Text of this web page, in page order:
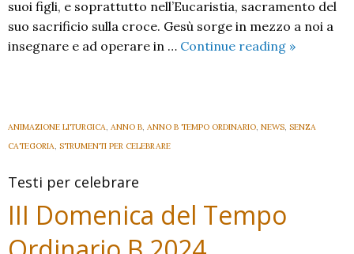
suoi figli, e soprattutto nell’Eucaristia, sacramento del
suo sacrificio sulla croce. Gesù sorge in mezzo a noi a
insegnare e ad operare in … Continue reading IV
Ordinario
»
ANIMAZIONE LITURGICA, ANNO B, ANNO B TEMPO ORDINARIO, NEWS, SENZA
CATEGORIA, STRUMENTI PER CELEBRARE
Testi per celebrare
III Domenica del Tempo